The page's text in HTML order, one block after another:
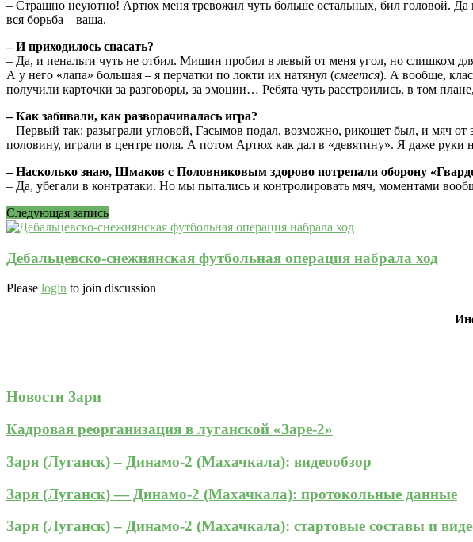
– Страшно неуютно! Артюх меня тревожил чуть больше остальных, бил головой.
вся борьба – ваша.
– И приходилось спасать?
– Да, и пенальти чуть не отбил. Мишин пробил в левый от меня угол, но слишком
А у него «лапа» большая – я перчатки по локти их натянул (смеется). А вообще,
получили карточки за разговоры, за эмоции… Ребята чуть расстроились, в том
– Как забивали, как разворачивалась игра?
– Первый так: разыграли угловой, Гасымов подал, возможно, рикошет был, и мяч
половину, играли в центре поля. А потом Артюх как дал в «девятину». Я даже руки
– Насколько знаю, Шмаков с Половниковым здорово потрепали оборону
– Да, убегали в контратаки. Но мы пытались и контролировать мяч, моментами
Следующая запись
Дебальцевско-снежнянская футбольная операция набрала ход
Please login to join discussion
Новости Зари
Кадровая реорганизация в луганской «Заре-2»
Заря (Луганск) – Динамо-2 (Махачкала): видеообзор
Заря (Луганск) — Динамо-2 (Махачкала): протокольные данные
Заря (Луганск) – Динамо-2 (Махачкала): стартовые составы и